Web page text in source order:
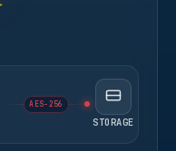
AES-256
STORAGE